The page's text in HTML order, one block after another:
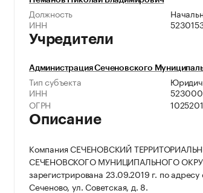
Должность
ИНН
Учредители
Администрация Сеченовского
Тип субъекта
ИНН
ОГРН
Описание
Компания СЕЧЕНОВСКИЙ
СЕЧЕНОВСКОГО МУНИЦИПАЛЬНОГО
зарегистрирована 23.09.2019 г. по
Сеченово, ул. Советская, д. 8.